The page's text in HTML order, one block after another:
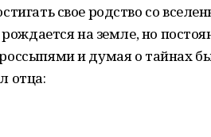
свое родство со
на земле, но
и думая о тайнах
отца: